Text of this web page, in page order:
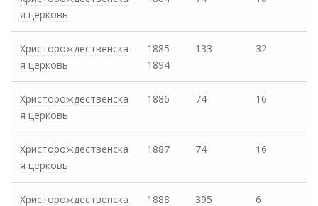
я церковь
Христорождественска
я церковь
1885-
1894
133 32
Христорождественска
я церковь
1886 74 16
Христорождественска
я церковь
1887 74 16
Христорождественска
1888 395 6